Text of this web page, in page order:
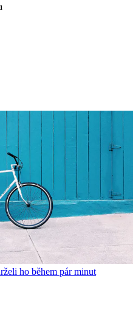
ho během pár minut